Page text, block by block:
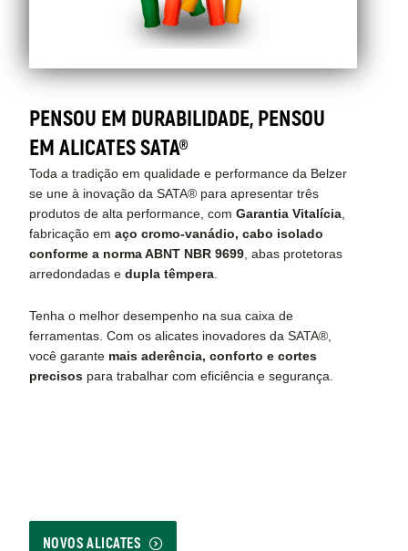
PENSOU EM DURABILIDADE, PENSOU
EM ALICATES SATA®
Toda a tradição em qualidade e performance da Belzer
se une à inovação da SATA® para apresentar três
produtos de alta performance, com Garantia Vitalícia
fabricação em aço cromo-vanádio, cabo isolado
conforme a norma ABNT NBR 9699 , abas protetoras
arredondadas e dupla têmpera
Tenha o melhor desempenho na sua caixa de
ferramentas. Com os alicates inovadores da SATA®,
você garante mais aderência, conforto e cortes
precisos para trabalhar com eficiência e segurança.
NOVOS ALICATES